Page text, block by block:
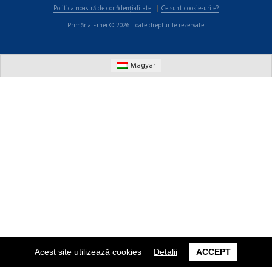
Acest site utilizează cookies Detalii ACCEPT
Politica noastră de confidențialitate
Ce sunt cookie-urile?
Primăria Ernei © 2026. Toate drepturile rezervate.
Magyar